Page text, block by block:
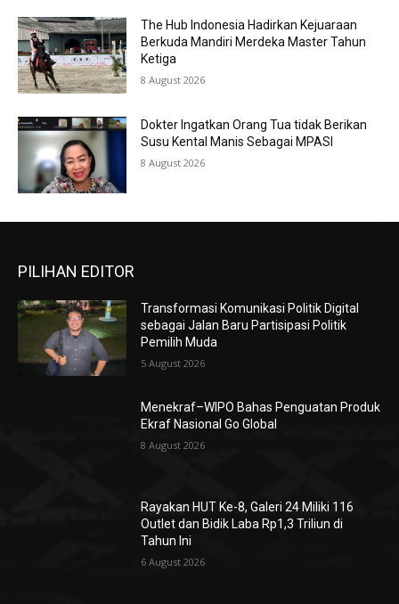
The Hub Indonesia Hadirkan Kejuaraan
Berkuda Mandiri Merdeka Master Tahun
Ketiga
8 August 2026
Dokter Ingatkan Orang Tua tidak Berikan
Susu Kental Manis Sebagai MPASI
8 August 2026
PILIHAN EDITOR
Transformasi Komunikasi Politik Digital
sebagai Jalan Baru Partisipasi Politik
Pemilih Muda
5 August 2026
Menekraf–WIPO Bahas Penguatan Produk
Ekraf Nasional Go Global
8 August 2026
Rayakan HUT Ke-8, Galeri 24 Miliki 116
Outlet dan Bidik Laba Rp1,3 Triliun di
Tahun Ini
6 August 2026